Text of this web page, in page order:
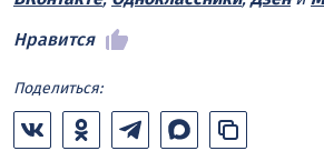
Нравится
Поделиться: